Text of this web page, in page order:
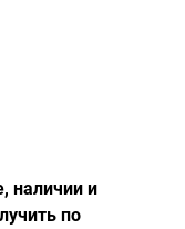
наличии и
по